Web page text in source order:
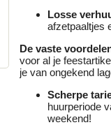
Losse
afzetpaaltjes
De vaste
voor al je
je van ongekend
Scherpe
huurperiode
weekend!